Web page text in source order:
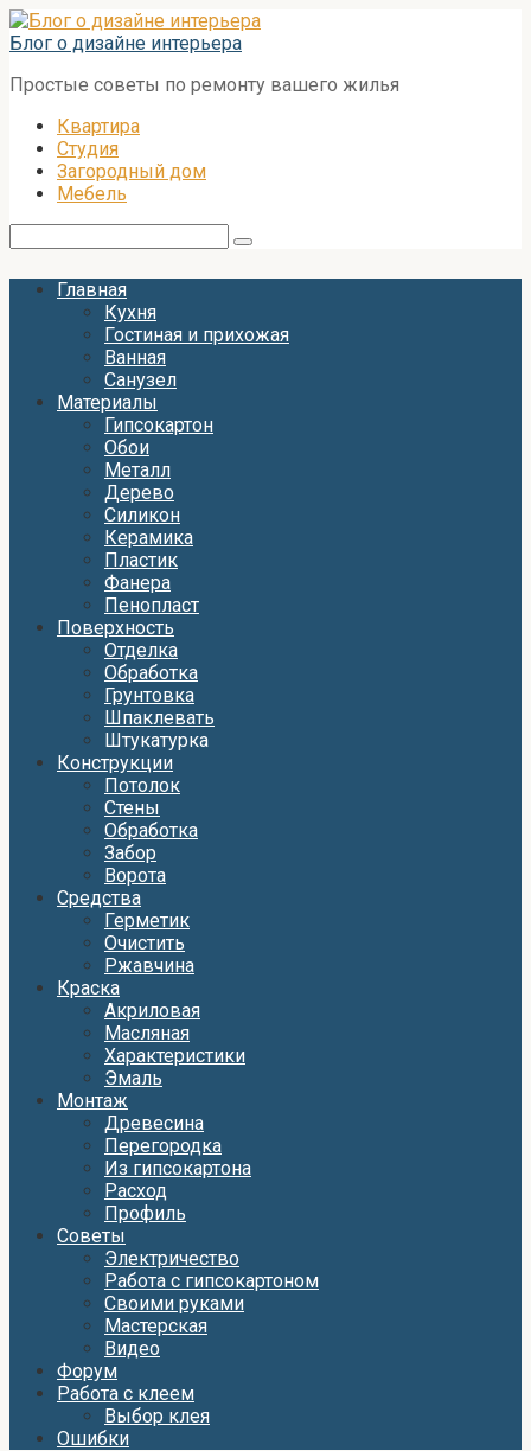
Перейти
к
Блог о дизайне интерьера
Простые советы по ремонту вашего жилья
Квартира
Студия
Загородный дом
Мебель
Главная
Кухня
Гостиная и прихожая
Ванная
Санузел
Материалы
Гипсокартон
Обои
Металл
Дерево
Силикон
Керамика
Пластик
Фанера
Пенопласт
Поверхность
Отделка
Обработка
Грунтовка
Шпаклевать
Штукатурка
Конструкции
Потолок
Стены
Обработка
Забор
Ворота
Средства
Герметик
Очистить
Ржавчина
Краска
Акриловая
Масляная
Характеристики
Эмаль
Монтаж
Древесина
Перегородка
Из гипсокартона
Расход
Профиль
Советы
Электричество
Работа с гипсокартоном
Своими руками
Мастерская
Видео
Форум
Работа с клеем
Выбор клея
Ошибки